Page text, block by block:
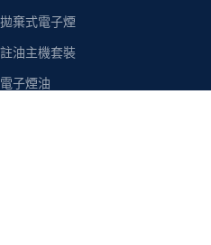
拋棄式電子煙
註油主機套裝
電子煙油